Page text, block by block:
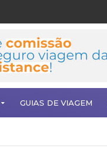
GUIAS DE VIAGEM